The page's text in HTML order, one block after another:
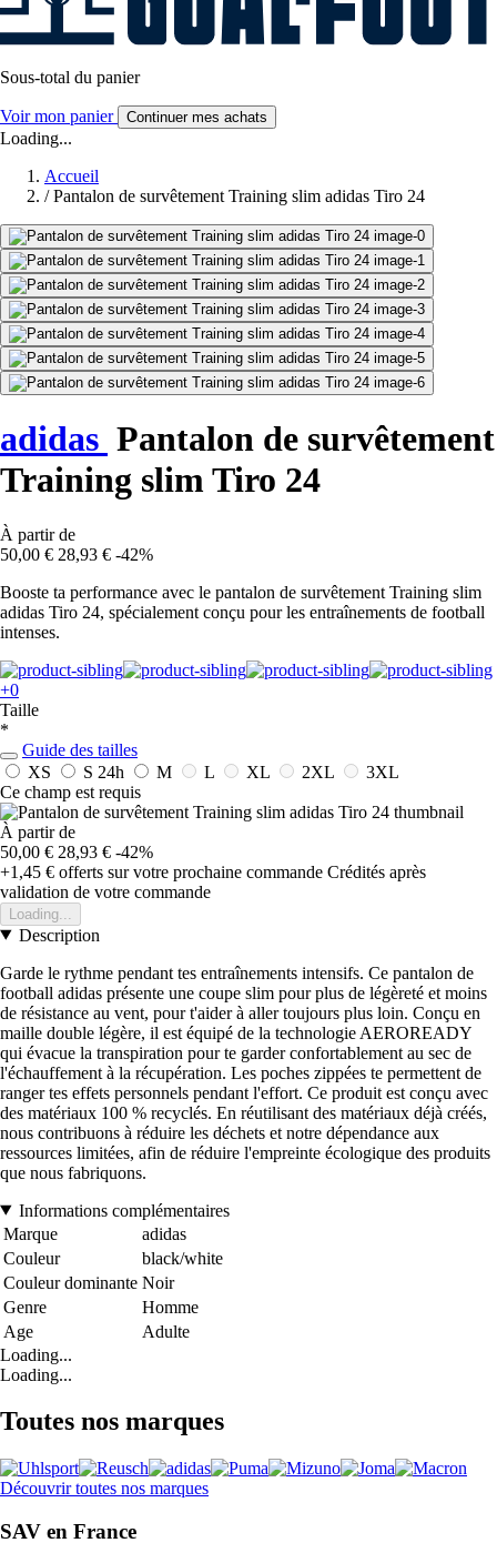
Sous-total du panier
Voir mon panier Continuer mes achats
Loading...
Accueil
/ Pantalon de survêtement Training slim adidas Tiro 24
adidas Pantalon de survêtement
Training slim Tiro 24
À partir de
50,00 € 28,93 € -42%
Booste ta performance avec le pantalon de survêtement Training slim
adidas Tiro 24, spécialement conçu pour les entraînements de football
intenses.
+0
Taille
*
Guide des tailles
XS
S 24h M L XL 2XL
3XL
Ce champ est requis
À partir de
50,00 € 28,93 € -42%
+1,45 € offerts sur votre prochaine commande Crédités après
validation de votre commande
Loading...
Description
Garde le rythme pendant tes entraînements intensifs. Ce pantalon de
football adidas présente une coupe slim pour plus de légèreté et moins
de résistance au vent, pour t'aider à aller toujours plus loin. Conçu en
maille double légère, il est équipé de la technologie AEROREADY
qui évacue la transpiration pour te garder confortablement au sec de
l'échauffement à la récupération. Les poches zippées te permettent de
ranger tes effets personnels pendant l'effort. Ce produit est conçu avec
des matériaux 100 % recyclés. En réutilisant des matériaux déjà créés,
nous contribuons à réduire les déchets et notre dépendance aux
ressources limitées, afin de réduire l'empreinte écologique des produits
que nous fabriquons.
Informations complémentaires
Marque
adidas
Couleur
black/white
Couleur dominante Noir
Genre
Homme
Age
Adulte
Loading...
Loading...
Toutes nos marques
Découvrir toutes nos marques
SAV en France